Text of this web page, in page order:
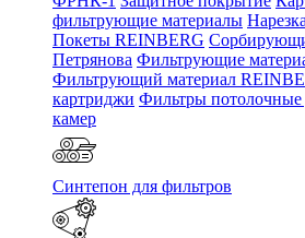
фильтрующие материалы
Покеты REINBERG
Петрянова Фильтрующие
Фильтрующий материал
картриджи Фильтры потолочные
камер
Синтепон для фильтров